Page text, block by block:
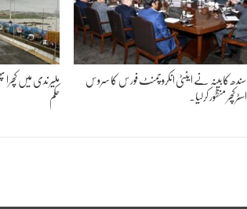
سندھ کابینہ نے اینٹی انکروچمنٹ فورس کا سروس
اسٹرکچر منظور کرلیا۔
ملیر ندی میں کچرا
حکم